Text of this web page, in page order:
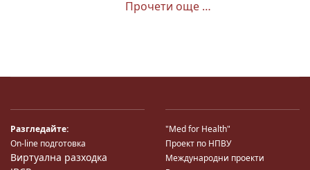
Прочети още …
Разгледайте:
On-line подготовка
Виртуална разходка
"Med for Health"
Проект по НПВУ
Международни проекти